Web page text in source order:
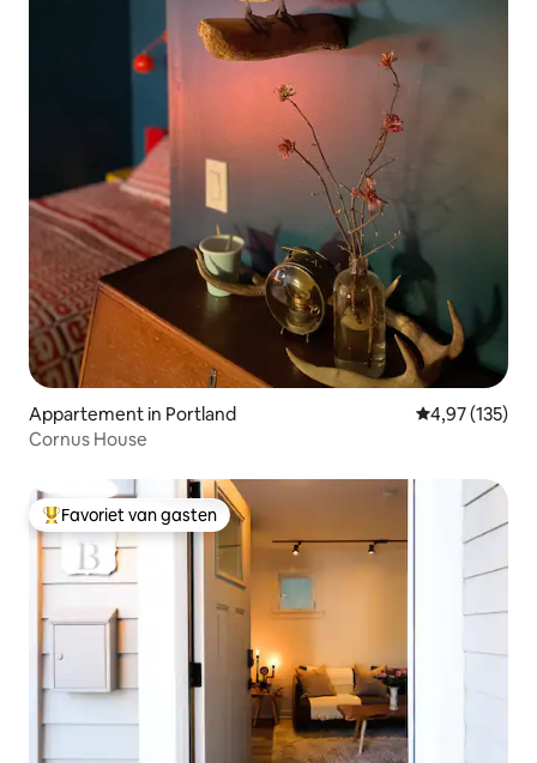
Appartement in Portland Gemiddelde
4,97 (135)
Cornus House
Topfavoriet van gasten
Favoriet van gasten